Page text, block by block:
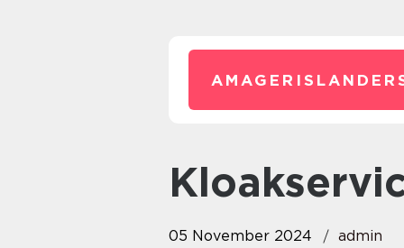
05 November 2024 admin